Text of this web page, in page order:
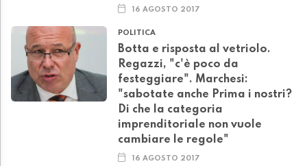
16 AGOSTO 2017
POLITICA
Botta e risposta al vetriolo.
Regazzi, "c'è poco da
festeggiare". Marchesi:
"sabotate anche Prima i nostri?
Di che la categoria
imprenditoriale non vuole
cambiare le regole"
16 AGOSTO 2017